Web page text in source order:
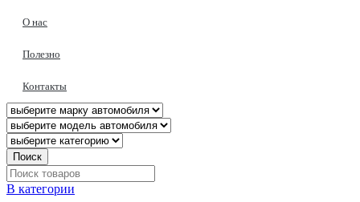
О нас
Полезно
Контакты
Поиск
В категории